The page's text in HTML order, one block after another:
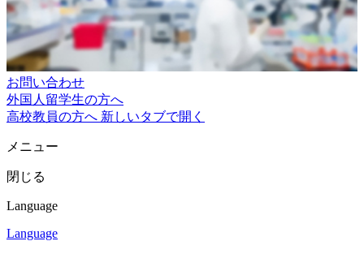
お問い合わせ
外国人留学生の方へ
高校教員の方へ 新しいタブで開く
メニュー
閉じる
Language
Language